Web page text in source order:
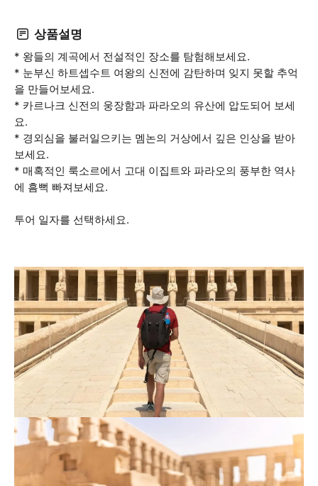
상품설명
* 왕들의 계곡에서 전설적인 장소를 탐험해보세요.
* 눈부신 하트셉수트 여왕의 신전에 감탄하며 잊지 못할 추억
을 만들어보세요.
* 카르나크 신전의 웅장함과 파라오의 유산에 압도되어 보세
요.
* 경외심을 불러일으키는 멤논의 거상에서 깊은 인상을 받아
보세요.
* 매혹적인 룩소르에서 고대 이집트와 파라오의 풍부한 역사
에 흠뻑 빠져보세요.
투어 일자를 선택하세요.